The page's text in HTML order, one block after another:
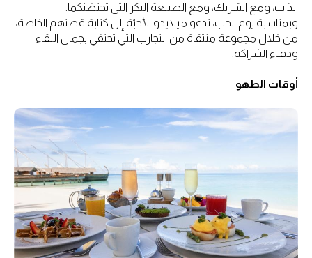
الذات، ومع الشريك، ومع الطبيعة البكر التي تحتضنكما.
وبمناسبة يوم الحب، تدعو ميلايدو الأحبّة إلى كتابة قصتهم الخاصة،
من خلال مجموعة منتقاة من التجارب التي تحتفي بجمال اللقاء
ودفء الشراكة.
أوقات الطهو